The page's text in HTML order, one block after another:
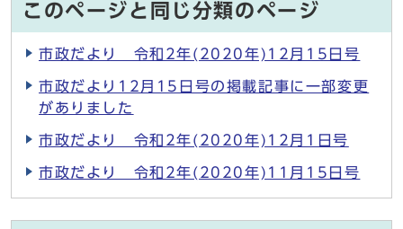
このページと同じ分類のページ
市政だより 令和2年(2020年)12月15日号
市政だより12月15日号の掲載記事に一部変更
がありました
市政だより 令和2年(2020年)12月1日号
市政だより 令和2年(2020年)11月15日号